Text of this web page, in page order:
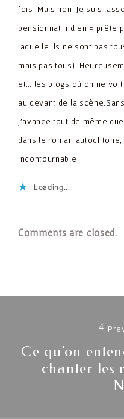
fois. Mais non. Je suis
pensionnat indien = prête
laquelle ils ne sont pas
mais pas tous).
et… les blogs où on ne
au devant de la
j'avance tout de même que
dans le roman
incontournable.
Loading...
Comments are closed.
l'article
Ce qu’on
chanter les